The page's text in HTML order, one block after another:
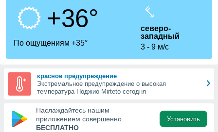
Вы можете
к этому
доступ
+36°
По ощущениям +35°
северо-
западный
3
9 м/с
красное предупреждение
Экстремальное предупреждение о высокая
температура Поджио Mirteto сегодня
Наслаждайтесь нашим
приложением совершенно
БЕСПЛАТНО
Установить